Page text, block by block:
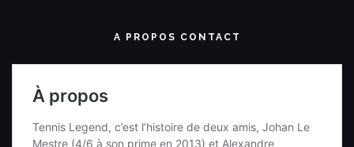
A PROPOS CONTACT